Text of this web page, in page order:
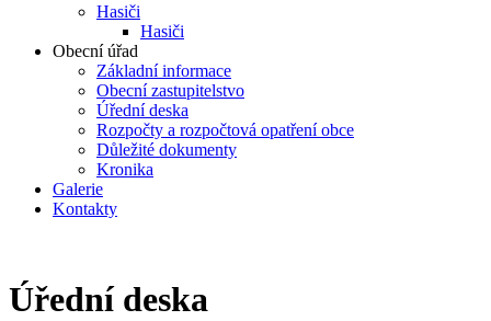
Hasiči
Hasiči
Obecní úřad
Základní informace
Obecní zastupitelstvo
Úřední deska
Rozpočty a rozpočtová opatření obce
Důležité dokumenty
Kronika
Galerie
Kontakty
Úřední deska